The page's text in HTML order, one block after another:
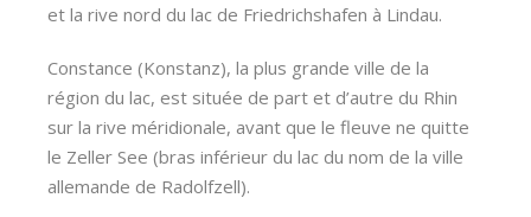
et la rive nord du lac de Friedrichshafen à Lindau.
Constance (Konstanz), la plus grande ville de la
région du lac, est située de part et d’autre du Rhin
sur la rive méridionale, avant que le fleuve ne quitte
le Zeller See (bras inférieur du lac du nom de la ville
allemande de Radolfzell).